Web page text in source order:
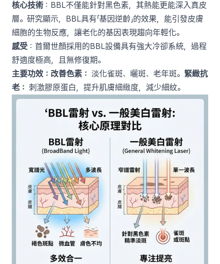
核心技術 ：BBL不僅能針對黑色素，其熱能更能深入真皮
層。研究顯示，BBL具有「基因逆齡」的效果，能引發皮膚
細胞的生物反應，讓老化的基因表現趨向年輕化。
感受 ：首爾世顏採用的BBL設備具有強大冷卻系統，過程
舒適度極高，且無修復期。
主要功效：改善色素： 淡化雀斑、曬斑、老年斑。 緊緻抗
老： 刺激膠原蛋白，提升肌膚細緻度，減少細紋。